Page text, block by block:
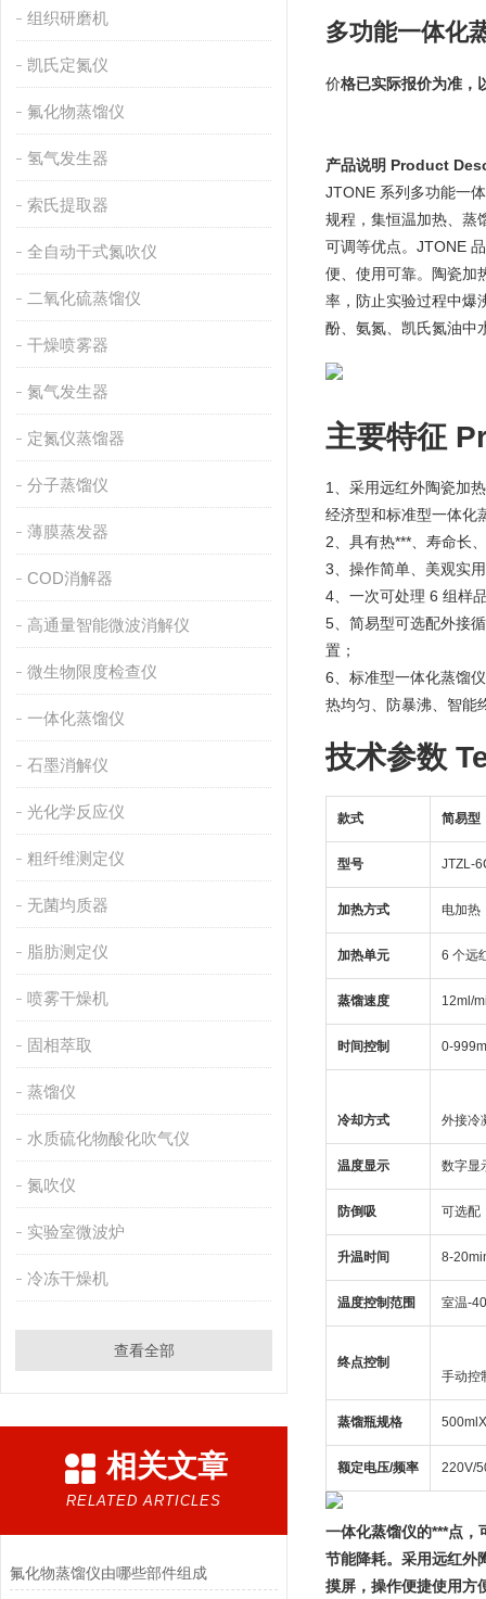
组织研磨机
凯氏定氮仪
氟化物蒸馏仪
氢气发生器
索氏提取器
全自动干式氮吹仪
二氧化硫蒸馏仪
干燥喷雾器
氮气发生器
定氮仪蒸馏器
分子蒸馏仪
薄膜蒸发器
COD消解器
高通量智能微波消解仪
微生物限度检查仪
一体化蒸馏仪
石墨消解仪
光化学反应仪
粗纤维测定仪
无菌均质器
脂肪测定仪
喷雾干燥机
固相萃取
蒸馏仪
水质硫化物酸化吹气仪
氮吹仪
实验室微波炉
冷冻干燥机
查看全部
相关文章
RELATED ARTICLES
氟化物蒸馏仪由哪些部件组成
多功能一体化
价格已实际报价为准，
产品说明 Product
JTONE 系列多功能一
规程，集恒温加热、蒸
可调等优点。JTONE
便、使用可靠。陶瓷加
率，防止实验过程中爆
酚、氨氮、凯氏氮油中
主要特征
1、采用远红外陶瓷加
经济型和标准型一体化
2、具有热***、寿命长
3、操作简单、美观实
4、一次可处理 6 组样
5、简易型可选配外接
置；
6、标准型一体化蒸馏
热均匀、防暴沸、智能
技术参数
款式 简易型
型号 JTZL-
加热方式 电加热
加热单元 6 个远
蒸馏速度 12ml/
时间控制 0-
冷却方式 外接冷
温度显示 数字显
防倒吸 可选配
升温时间 8-
温度控制范围 室温-
终点控制
手动控
蒸馏瓶规格
额定电压/频率 220V/
一体化蒸馏仪的***点
节能降耗。采用远红外
摸屏，操作便捷使用方